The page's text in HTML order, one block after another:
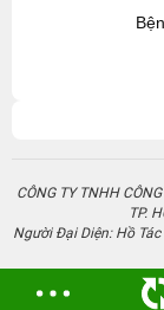
CÔNG TY TNHH
TP.
Người Đại Diện: Hồ